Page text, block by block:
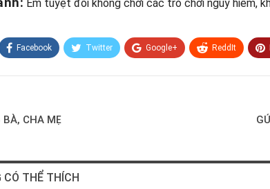
Em tuyệt đối không chơi các trò chơi nguy hiểm,
Facebook Twitter Google+ ReddIt
CHA MẸ
CÓ THỂ THÍCH